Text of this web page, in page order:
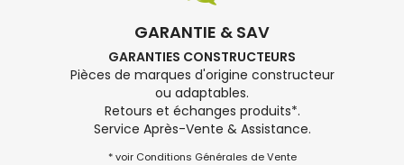
GARANTIE & SAV
GARANTIES CONSTRUCTEURS
Pièces de marques d'origine constructeur
ou adaptables.
Retours et échanges produits*.
Service Après-Vente & Assistance.
* voir Conditions Générales de Vente